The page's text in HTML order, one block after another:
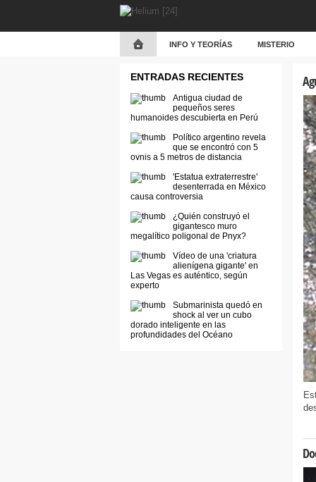
INFO Y TEORÍAS MISTERIO
ENTRADAS RECIENTES
Antigua ciudad de
pequeños seres
humanoides descubierta en Perú
Político argentino revela
que se encontró con 5
ovnis a 5 metros de distancia
'Estatua extraterrestre'
desenterrada en México
causa controversia
¿Quién construyó el
gigantesco muro
megalítico poligonal de Pnyx?
Vídeo de una 'criatura
alienígena gigante' en
Las Vegas es auténtico, según
experto
Submarinista quedó en
shock al ver un cubo
dorado inteligente en las
profundidades del Océano